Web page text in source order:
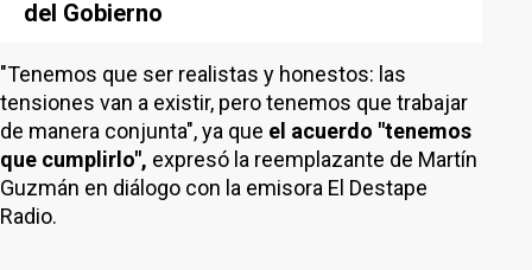
del Gobierno
"Tenemos que ser realistas y honestos: las
tensiones van a existir, pero tenemos que trabajar
de manera conjunta", ya que el acuerdo "tenemos
que cumplirlo", expresó la reemplazante de Martín
Guzmán en diálogo con la emisora El Destape
Radio.